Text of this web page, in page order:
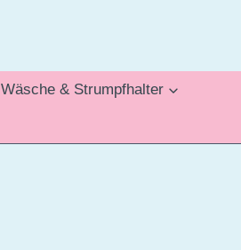
Wäsche & Strumpfhalter